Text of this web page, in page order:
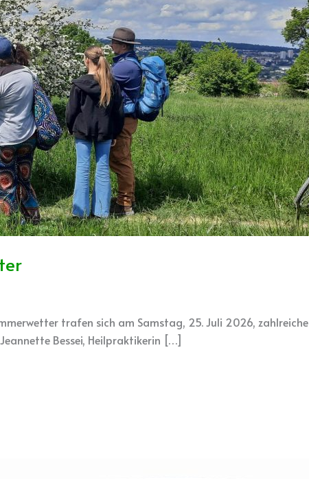
trafen sich am Samstag, 25. Juli 2026, zahlreiche
Bessei, Heilpraktikerin […]